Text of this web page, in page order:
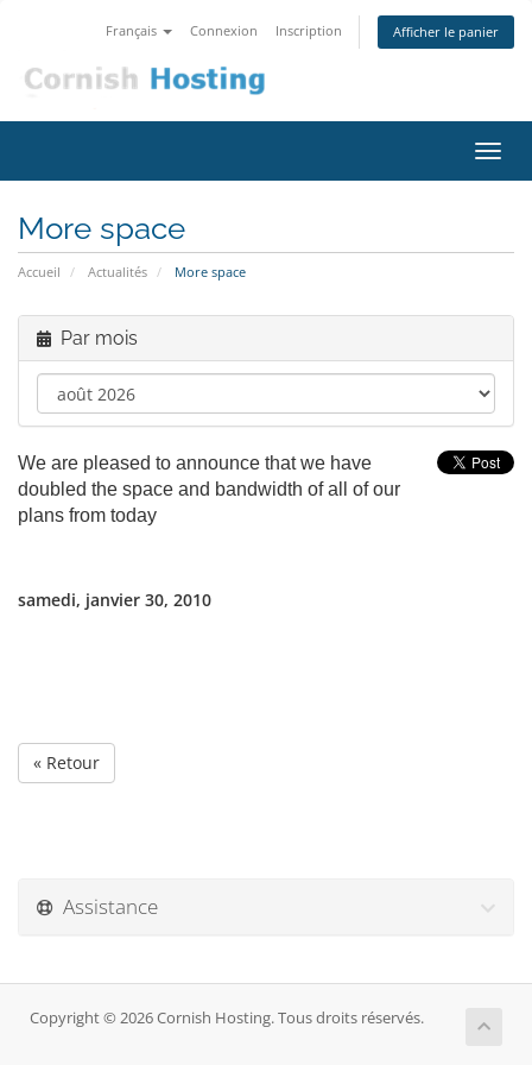
Français Connexion Inscription Afficher le panier
la
More space
Accueil Actualités More space
Par mois
We are pleased to announce that we have
doubled the space and bandwidth of all of our
plans from today
samedi, janvier 30, 2010
« Retour
Assistance
Copyright © 2026 Cornish Hosting. Tous droits réservés.